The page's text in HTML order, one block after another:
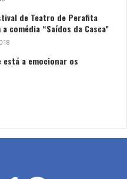
de Teatro de Perafita
comédia “Saídos da Casca”
está a emocionar os